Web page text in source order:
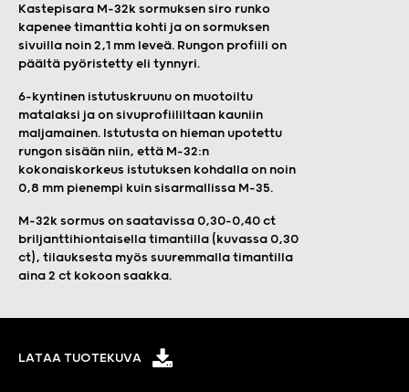
Kastepisara M-32k sormuksen siro runko
kapenee timanttia kohti ja on sormuksen
sivuilla noin 2,1 mm leveä. Rungon profiili on
päältä pyöristetty eli tynnyri.
6-kyntinen istutuskruunu on muotoiltu
matalaksi ja on sivuprofiililtaan kauniin
maljamainen. Istutusta on hieman upotettu
rungon sisään niin, että M-32:n
kokonaiskorkeus istutuksen kohdalla on noin
0,8 mm pienempi kuin sisarmallissa M-35.
M-32k sormus on saatavissa 0,30-0,40 ct
briljanttihiontaisella timantilla (kuvassa 0,30
ct), tilauksesta myös suuremmalla timantilla
aina 2 ct kokoon saakka.
LATAA TUOTEKUVA